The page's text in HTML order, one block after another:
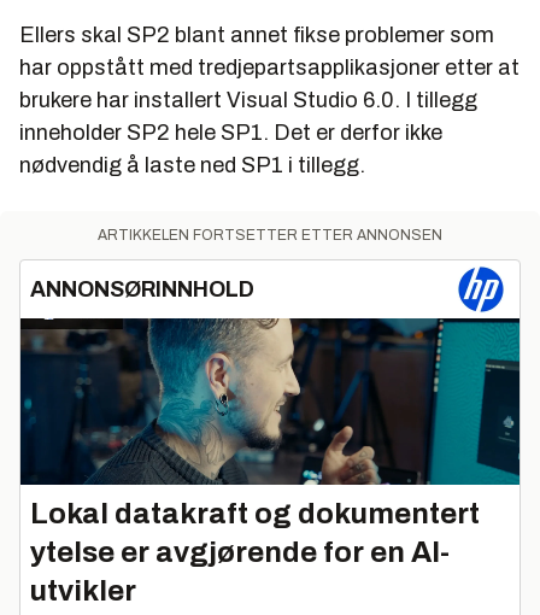
Ellers skal SP2 blant annet fikse problemer som
har oppstått med tredjepartsapplikasjoner etter at
brukere har installert Visual Studio 6.0. I tillegg
inneholder SP2 hele SP1. Det er derfor ikke
nødvendig å laste ned SP1 i tillegg.
ARTIKKELEN FORTSETTER ETTER ANNONSEN
ANNONSØRINNHOLD
Lokal datakraft og dokumentert
ytelse er avgjørende for en AI-
utvikler